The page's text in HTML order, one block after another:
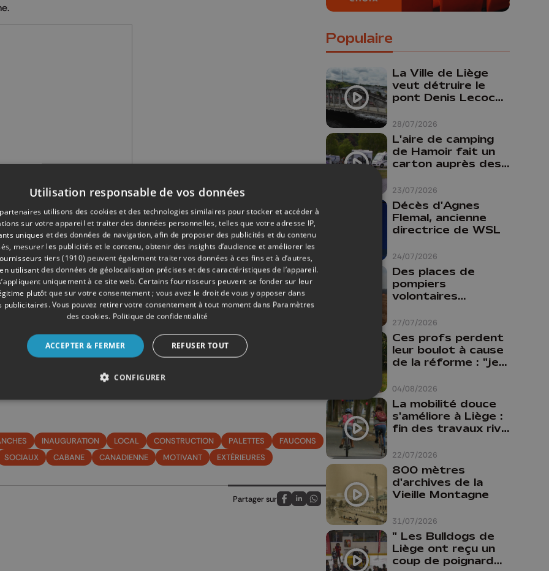
de cette cabane », constate encore Philippe Heuschen. « Ils
les différents postes de travail et le projet avance bien ! », se
cette semaine. Une fois les planchers terminés, les jeunes
est prévue ce vendredi.
INAUGURATION LOCAL CONSTRUCTION PALETTES
FAUCONS
SOCIAUX CABANE CANADIENNE MOTIVANT EXTÉRIEURES
Partager sur
Partagez sur FaceBook
Partagez sur LinkedIn
Partagez sur Whatsapp
Populaire
28/07/2026
La Ville de Liège
veut détruire le
pont Denis Lecocq
budget pour le
faire
23/07/2026
L'aire de camping
de Hamoir fait un
carton auprès des
24/07/2026
Décès d'Agnes
Flemal, ancienne
directrice de WSL
27/07/2026
Des places de
pompiers
volontaires
province de Liège :
"Un citoyen qui
n'est formé ne
peut pas nous
aider"
04/08/2026
Ces profs perdent
leur boulot à cause
de la réforme : "je
comme prof que
comme
pharmacienne"
22/07/2026
La mobilité douce
s'améliore à Liège :
fin des travaux rive
cyclo-piétonnes
Avroy et
Guillemins...
31/07/2026
800 mètres
d'archives de la
Vieille Montagne
" Les Bulldogs de
Liège ont reçu un
coup de poignard
Utilisation responsable de vos données
utilisons des cookies et des technologies similaires pour stocker et accéder à
sur votre appareil et traiter des données personnelles, telles que votre adresse IP,
uniques et des données de navigation, afin de proposer des publicités et du contenu
mesurer les publicités et le contenu, obtenir des insights d’audience et améliorer les
tiers (1910) peuvent également traiter vos données à ces fins et à d’autres,
utilisant des données de géolocalisation précises et des caractéristiques de l’appareil.
uniquement à ce site web. Certains fournisseurs peuvent se fonder sur leur
plutôt que sur votre consentement ; vous avez le droit de vous y opposer dans
publicitaires. Vous pouvez retirer votre consentement à tout moment dans Paramètres
des cookies. Politique de confidentialité
ACCEPTER & FERMER REFUSER TOUT
CONFIGURER